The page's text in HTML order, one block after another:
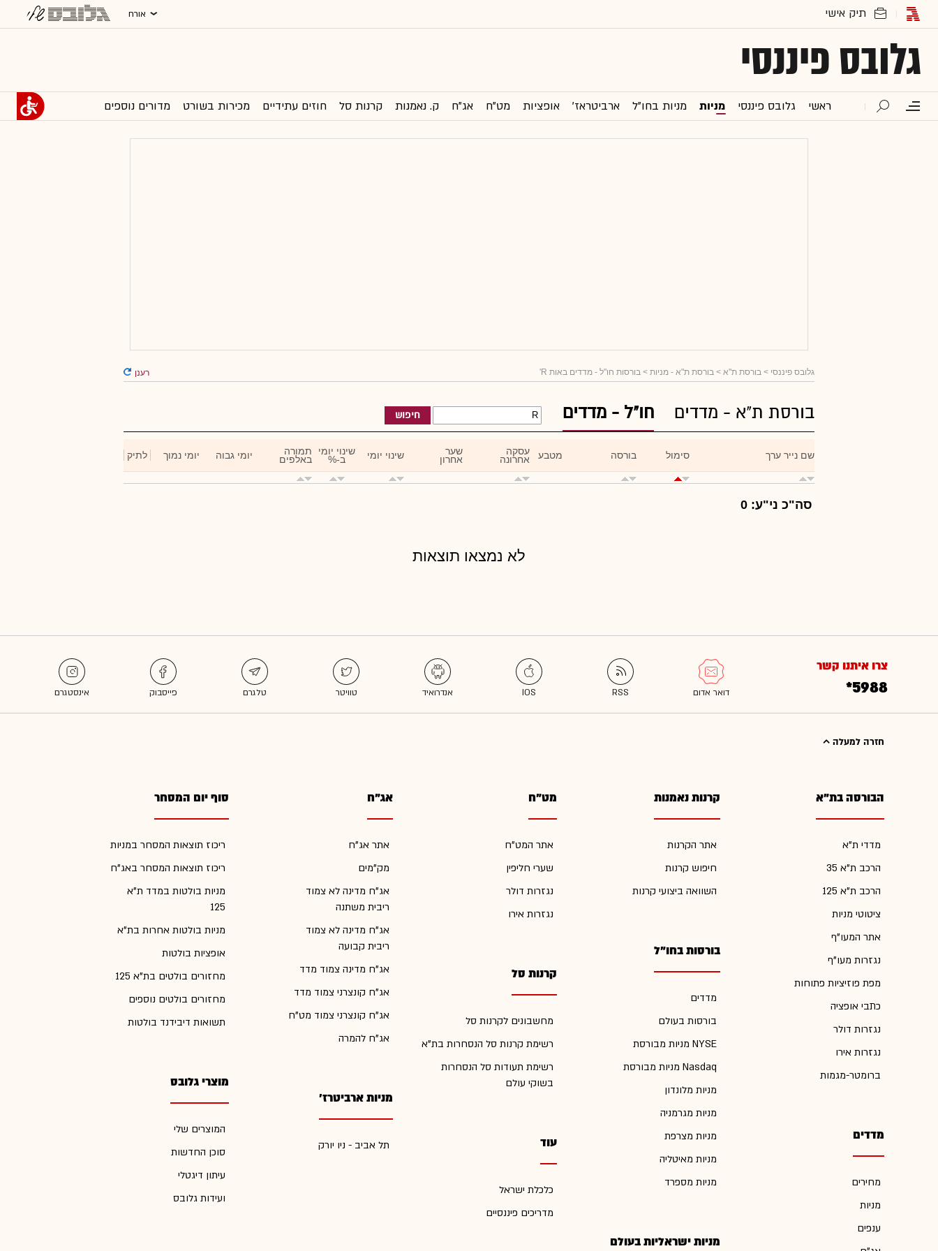
אורח
גלובס פיננסי
ראשי גלובס פיננסי מניות מניות בחו"ל ארביטראז' אופציות מט"ח אג"ח ק. נאמנות קרנות סל חוזים עתידיים מכירות בשורט מדורים נוספים
גלובס פיננסי > בורסת ת"א > בורסת ת"א - מניות > בורסות חו"ל - מדדים באות R' רענן
בורסת ת"א - מדדים חו"ל - מדדים חיפוש
שם נייר ערך סימול בורסה מטבע עסקה
אחרונה
שער
אחרון שינוי יומי שינוי יומי
ב-%
תמורה
באלפים יומי גבוה יומי נמוך לתיק
סה"כ ני"ע: 0
לא נמצאו תוצאות
צרו איתנו קשר
*5988
חזרה למעלה
הבורסה בת"א
מדדי ת"א
הרכב ת"א 35
הרכב ת"א 125
ציטוטי מניות
אתר המעו"ף
נגזרות מעו"ף
מפת פוזיציות פתוחות
כתבי אופציה
נגזרות דולר
נגזרות אירו
ברומטר-מגמות
מדדים
מחירים
מניות
ענפים
קרנות נאמנות
אתר הקרנות
חיפוש קרנות
השוואה ביצועי קרנות
בורסות בחו"ל
מדדים
בורסות בעולם
מניות מבורסת NYSE
מניות מבורסת Nasdaq
מניות מלונדון
מניות מגרמניה
מניות מצרפת
מניות מאיטליה
מניות מספרד
מניות ישראליות בעולם
מט"ח
אתר המט"ח
שערי חליפין
נגזרות דולר
נגזרות אירו
קרנות סל
מחשבונים לקרנות סל
רשימת קרנות סל הנסחרות בת"א
רשימת תעודות סל הנסחרות
בשוקי עולם
עוד
כלכלת ישראל
מדריכים פיננסיים
אג"ח
אתר אג"ח
מק"מים
אג"ח מדינה לא צמוד
ריבית משתנה
אג"ח מדינה לא צמוד
ריבית קבועה
אג"ח מדינה צמוד מדד
אג"ח קונצרני צמוד מדד
אג"ח קונצרני צמוד מט"ח
אג"ח להמרה
מניות ארביטרז'
תל אביב - ניו יורק
סוף יום המסחר
ריכוז תוצאות המסחר במניות
ריכוז תוצאות המסחר באג"ח
מניות בולטות במדד ת"א
125
מניות בולטות אחרות בת"א
אופציות בולטות
מחזורים בולטים בת"א 125
מחזורים בולטים נוספים
תשואות דיבידנד בולטות
מוצרי גלובס
המוצרים שלי
סוכן החדשות
עיתון דיגטלי
ועידות גלובס